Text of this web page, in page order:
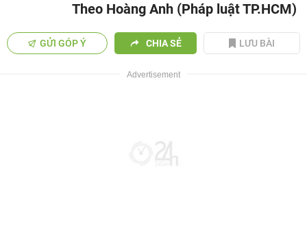
Theo Hoàng Anh (Pháp luật TP.HCM)
GỬI GÓP Ý CHIA SẺ LƯU BÀI